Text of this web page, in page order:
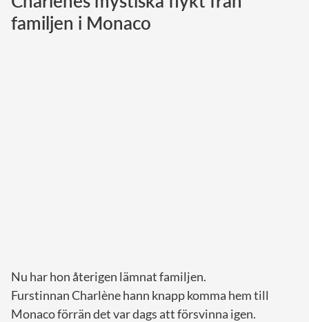
Norska kungahuset
familjen i Monaco
Nu har hon återigen lämnat familjen.
Furstinnan Charlène hann knapp komma hem till
Monaco förrän det var dags att försvinna igen.